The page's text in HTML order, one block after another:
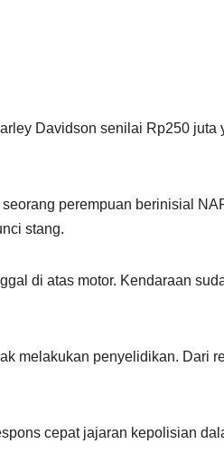
Davidson senilai Rp250 juta
perempuan berinisial
stang.
di atas motor. Kendaraan
melakukan penyelidikan. Dari
cepat jajaran kepolisian